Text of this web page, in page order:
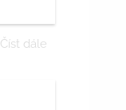
Číst dále